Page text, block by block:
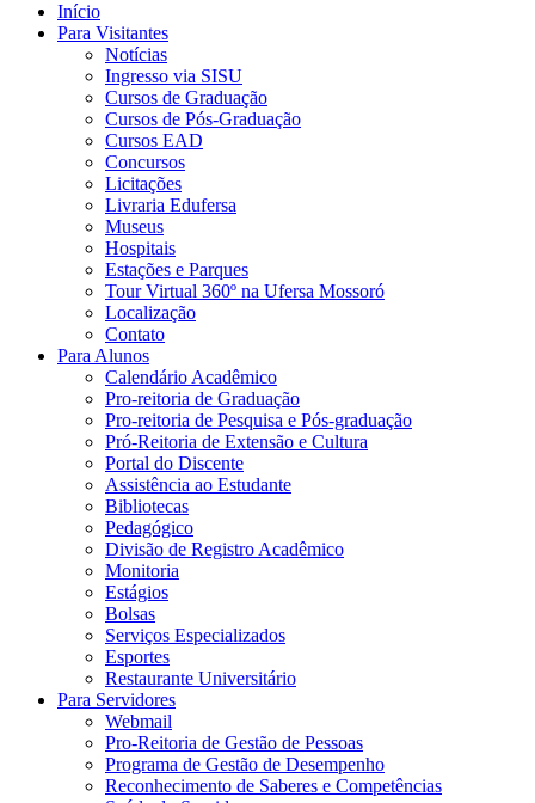
Início
Para Visitantes
Notícias
Ingresso via SISU
Cursos de Graduação
Cursos de Pós-Graduação
Cursos EAD
Concursos
Licitações
Livraria Edufersa
Museus
Hospitais
Estações e Parques
Tour Virtual 360º na Ufersa Mossoró
Localização
Contato
Para Alunos
Calendário Acadêmico
Pro-reitoria de Graduação
Pro-reitoria de Pesquisa e Pós-graduação
Pró-Reitoria de Extensão e Cultura
Portal do Discente
Assistência ao Estudante
Bibliotecas
Pedagógico
Divisão de Registro Acadêmico
Monitoria
Estágios
Bolsas
Serviços Especializados
Esportes
Restaurante Universitário
Para Servidores
Webmail
Pro-Reitoria de Gestão de Pessoas
Programa de Gestão de Desempenho
Reconhecimento de Saberes e Competências